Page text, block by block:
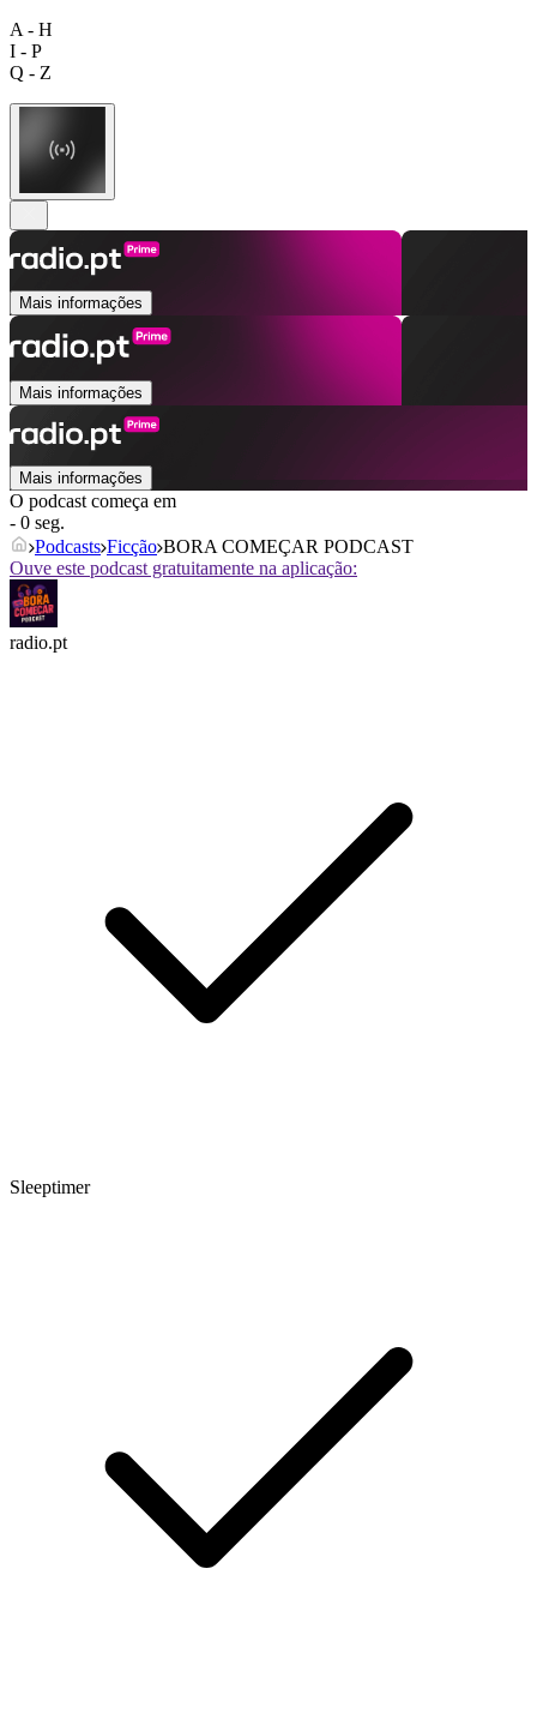
A - H
I - P
Q - Z
Mais informações
Mais informações
Mais informações
O podcast começa em
- 0 seg.
Podcasts Ficção BORA COMEÇAR PODCAST
Ouve este podcast gratuitamente na aplicação:
radio.pt
Sleeptimer